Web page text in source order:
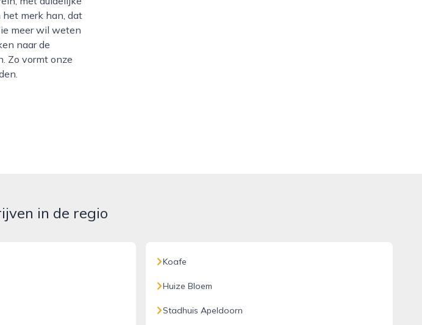
merk han, dat
meer wil weten
naar de
Zo vormt onze
in de regio
Koafe
Huize Bloem
Stadhuis Apeldoorn